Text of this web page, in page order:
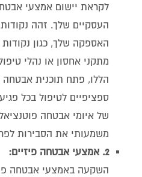
לקראת יישום אמצעי
העסקיים שלך. זהה
האספקה שלך, כגון
מתקני אחסון או נהלי
הללו, פתח תוכנית
ספציפיים לטיפול בכל
של איומי אבטחה
משמעותי את הסבירות
2. אמצעי אבטחה פיזיים:
השקעה באמצעי אבטחה